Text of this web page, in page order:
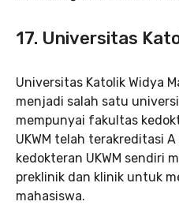
17. Universitas
Universitas Katolik Widya
menjadi salah satu
mempunyai fakultas
UKWM telah terakreditasi
kedokteran UKWM sendiri
preklinik dan klinik untuk
mahasiswa.